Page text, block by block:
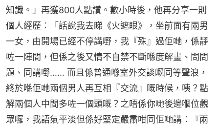
知識。」再獲800人點讚。數小時後，他再分享一則
個人經歷︰「話說我去睇《火遮眼》，坐前面有兩男
一女，由開場已經不停講嘢，我『殊』過佢哋，係靜
咗一陣間，但係之後又情不自禁不斷喺度解畫、問問
題、同講嘢…… 而且係普通喺室外交談嘅同等聲浪，
終於喺佢哋兩個男人再互相『交流』嘅時候，咦？點
解兩個人中間多咗一個頭嘅？之唔係你哋後邊嗰位觀
眾囉，我語氣平淡但係好堅定嚴肅咁同佢哋講︰『兩